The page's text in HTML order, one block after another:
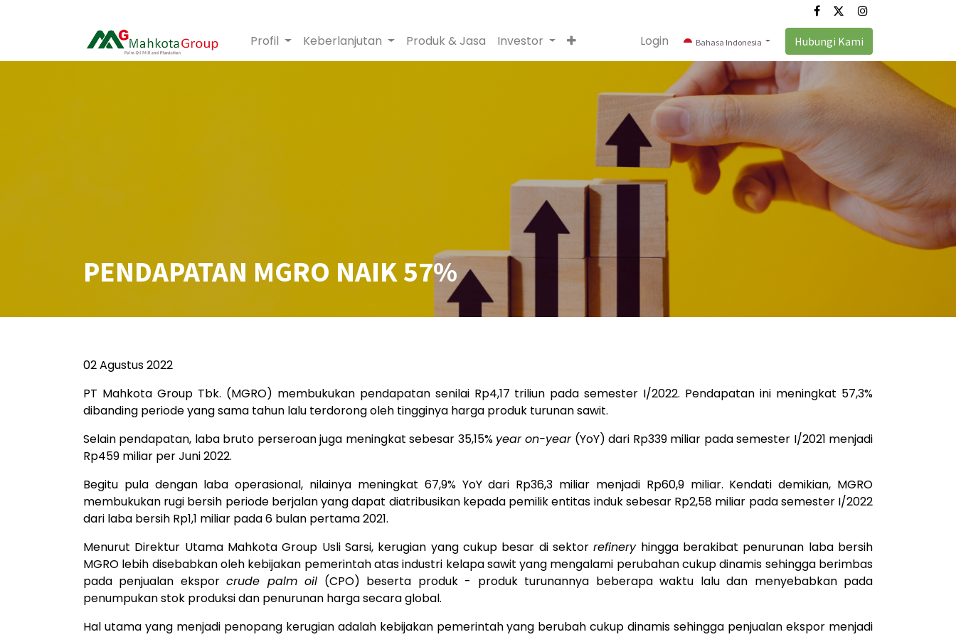
Profil Keberlanjutan Produk & Jasa Investor Login Bahasa Indonesia Hubungi Kami
PENDAPATAN MGRO NAIK 57%
02 Agustus 2022
PT Mahkota Group Tbk. (MGRO) membukukan pendapatan senilai Rp4,17 triliun pada semester I/2022. Pendapatan ini meningkat 57,3%
dibanding periode yang sama tahun lalu terdorong oleh tingginya harga produk turunan sawit.
Selain pendapatan, laba bruto perseroan juga meningkat sebesar 35,15% year on-year(YoY) dari Rp339 miliar pada semester I/2021 menjadi
Rp459 miliar per Juni 2022.
Begitu pula dengan laba operasional, nilainya meningkat 67,9% YoY dari Rp36,3 miliar menjadi Rp60,9 miliar. Kendati demikian, MGRO
membukukan rugi bersih periode berjalan yang dapat diatribusikan kepada pemilik entitas induk sebesar Rp2,58 miliar pada semester I/2022
dari laba bersih Rp1,1 miliar pada 6 bulan pertama 2021.
Menurut Direktur Utama Mahkota Group Usli Sarsi, kerugian yang cukup besar di sektorrefineryhingga berakibat penurunan laba bersih
MGRO lebih disebabkan oleh kebijakan pemerintah atas industri kelapa sawit yang mengalami perubahan cukup dinamis sehingga berimbas
pada penjualan eksporcrude palm oil (CPO) beserta produk - produk turunannya beberapa waktu lalu dan menyebabkan pada
penumpukan stok produksi dan penurunan harga secara global.
Hal utama yang menjadi penopang kerugian adalah kebijakan pemerintah yang berubah cukup dinamis sehingga penjualan ekspor menjadi